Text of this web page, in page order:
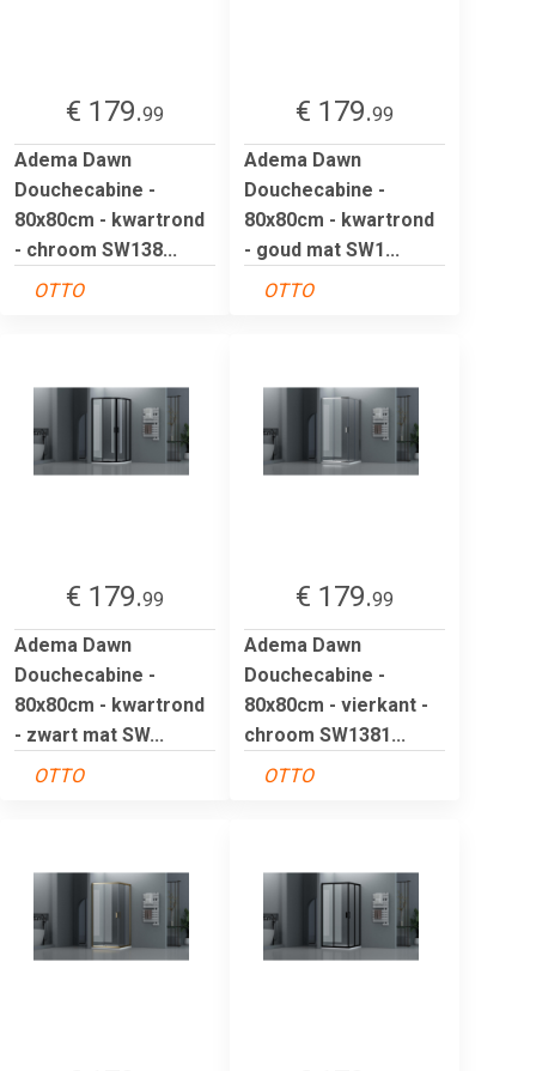
€ 179.99
Adema Dawn
Douchecabine -
80x80cm - kwartrond
- chroom SW138...
OTTO
€ 179.99
Adema Dawn
Douchecabine -
80x80cm - kwartrond
- goud mat SW1...
OTTO
€ 179.99
Adema Dawn
Douchecabine -
80x80cm - kwartrond
- zwart mat SW...
OTTO
€ 179.99
Adema Dawn
Douchecabine -
80x80cm - vierkant -
chroom SW1381...
OTTO